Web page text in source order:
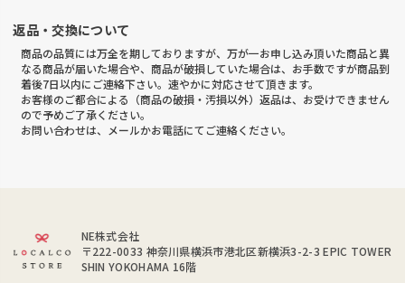
返品・交換について
商品の品質には万全を期しておりますが、万が一お申し込み頂いた商品と異
なる商品が届いた場合や、商品が破損していた場合は、お手数ですが商品到
着後7日以内にご連絡下さい。速やかに対応させて頂きます。
お客様のご都合による（商品の破損・汚損以外）返品は、お受けできません
ので予めご了承ください。
お問い合わせは、メールかお電話にてご連絡ください。
NE株式会社
〒222-0033 神奈川県横浜市港北区新横浜3-2-3 EPIC TOWER
SHIN YOKOHAMA 16階